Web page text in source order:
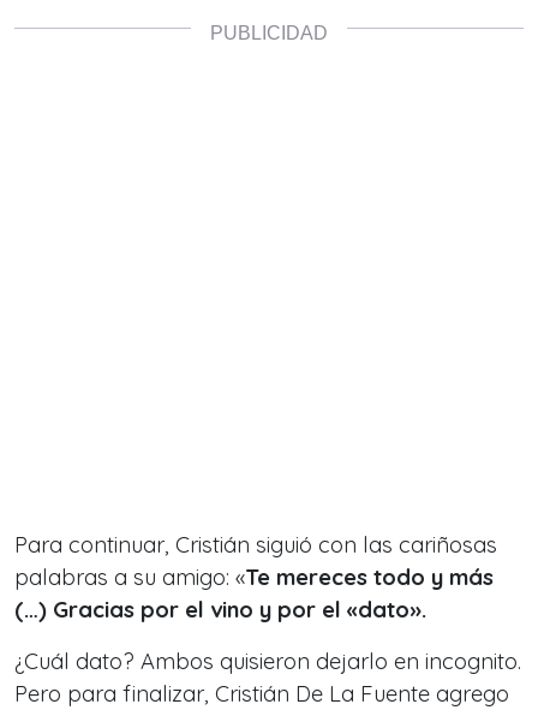
Para continuar, Cristián siguió con las cariñosas
palabras a su amigo: «Te mereces todo y más
(…) Gracias por el vino y por el «dato».
¿Cuál dato? Ambos quisieron dejarlo en incognito.
Pero para finalizar, Cristián De La Fuente agrego